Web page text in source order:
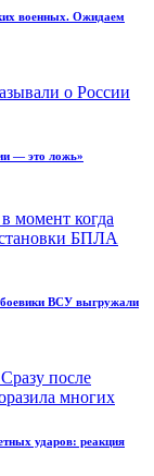
военных. Ожидаем
— это ложь»
боевики ВСУ выгружали
ударов: реакция